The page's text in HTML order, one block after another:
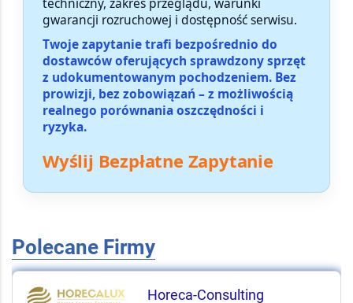
gwarancji rozruchowej i dostępność serwisu.
Twoje zapytanie trafi bezpośrednio do
dostawców oferujących sprawdzony sprzęt
z udokumentowanym pochodzeniem. Bez
prowizji, bez zobowiązań – z możliwością
realnego porównania oszczędności i
ryzyka.
Wyślij Bezpłatne Zapytanie
Polecane Firmy
Horeca-Consulting